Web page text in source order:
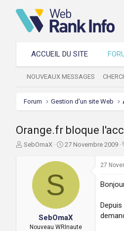
ACCUEIL DU SITE
NOUVEAUX MESSAGES
Forum Gestion d'un site Web
Orange.fr bloque
A
SebOmaX
D
t
é
b
u
27 Novembre 2009
S
SebOmaX
Nouveau WRInaute
27